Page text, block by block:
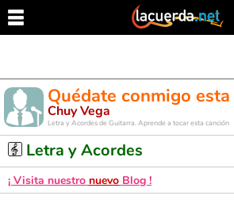
Quédate conmigo
Chuy Vega
Letra y Acordes de Guitarra. Aprende a tocar esta canción
Letra y Acordes
¡ Visita nuestro nuevo Blog !